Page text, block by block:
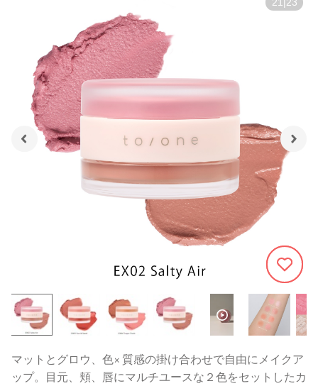
21 23
723
マットとグロウ、色× 質感の掛け合わせで自由にメイクア
ップ。目元、頬、唇にマルチユースな２色をセットしたカ